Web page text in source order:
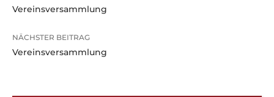
Vereinsversammlung
NÄCHSTER BEITRAG
Vereinsversammlung